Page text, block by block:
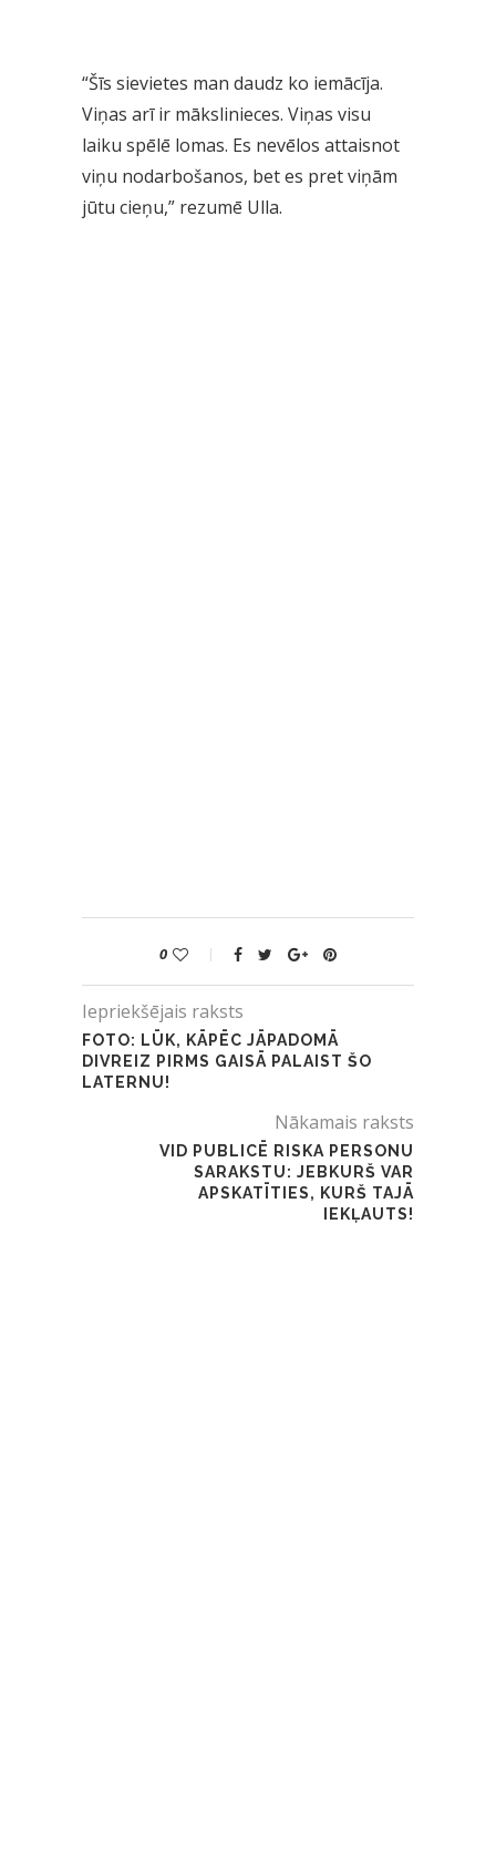
“Šīs sievietes man daudz ko iemācīja.
Viņas arī ir mākslinieces. Viņas visu
laiku spēlē lomas. Es nevēlos attaisnot
viņu nodarbošanos, bet es pret viņām
jūtu cieņu,” rezumē Ulla.
0
Iepriekšējais raksts
FOTO: LŪK, KĀPĒC JĀPADOMĀ
DIVREIZ PIRMS GAISĀ PALAIST ŠO
LATERNU!
Nākamais raksts
VID PUBLICĒ RISKA PERSONU
SARAKSTU: JEBKURŠ VAR
APSKATĪTIES, KURŠ TAJĀ
IEKĻAUTS!